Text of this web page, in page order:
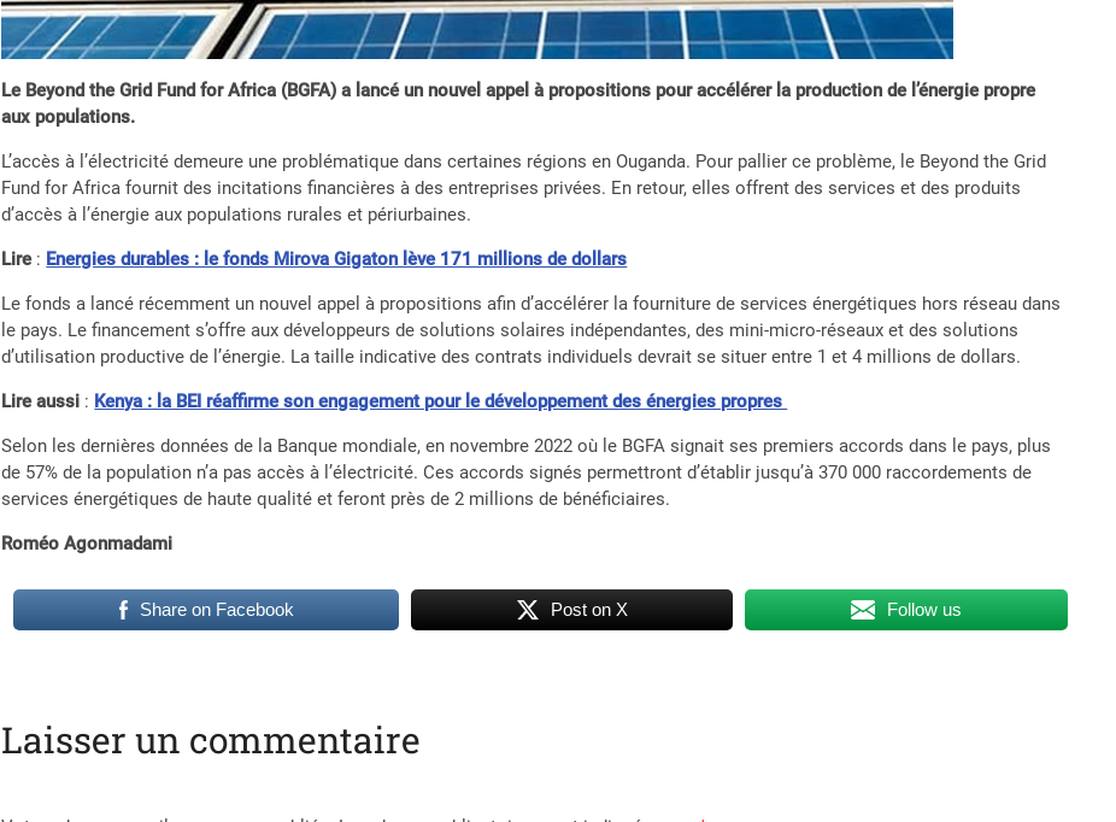
Le Beyond the Grid Fund for Africa (BGFA) a lancé un nouvel appel à propositions pour accélérer la production de l’énergie propre
aux populations.
L’accès à l’électricité demeure une problématique dans certaines régions en Ouganda. Pour pallier ce problème, le Beyond the Grid
Fund for Africa fournit des incitations financières à des entreprises privées. En retour, elles offrent des services et des produits
d’accès à l’énergie aux populations rurales et périurbaines.
Lire: Energies durables : le fonds Mirova Gigaton lève 171 millions de dollars
Le fonds a lancé récemment un nouvel appel à propositions afin d’accélérer la fourniture de services énergétiques hors réseau dans
le pays. Le financement s’offre aux développeurs de solutions solaires indépendantes, des mini-micro-réseaux et des solutions
d’utilisation productive de l’énergie. La taille indicative des contrats individuels devrait se situer entre 1 et 4 millions de dollars.
Lire aussi : Kenya : la BEI réaffirme son engagement pour le développement des énergies propres
Selon les dernières données de la Banque mondiale, en novembre 2022 où le BGFA signait ses premiers accords dans le pays, plus
de 57% de la population n’a pas accès à l’électricité. Ces accords signés permettront d’établir jusqu’à 370 000 raccordements de
services énergétiques de haute qualité et feront près de 2 millions de bénéficiaires.
Roméo Agonmadami
Share on Facebook Post on X Follow us
Laisser un commentaire